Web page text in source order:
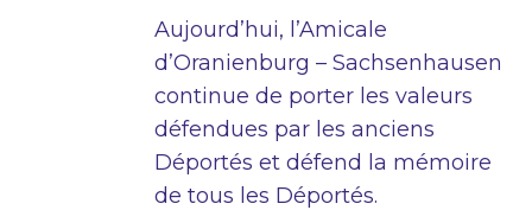
Aujourd’hui, l’Amicale
d’Oranienburg – Sachsenhausen
continue de porter les valeurs
défendues par les anciens
Déportés et défend la mémoire
de tous les Déportés.